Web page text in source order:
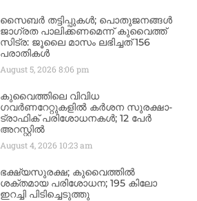
സൈബർ തട്ടിപ്പുകൾ; പൊതുജനങ്ങൾ
ജാഗ്രത പാലിക്കണമെന്ന് കുവൈത്ത്
സിട്ര: ജൂലൈ മാസം ലഭിച്ചത് 156
പരാതികൾ
August 5, 20268:06 pm
കുവൈത്തിലെ വിവിധ
ഗവർണറേറ്റുകളിൽ കർശന സുരക്ഷാ-
ട്രാഫിക് പരിശോധനകൾ; 12 പേർ
അറസ്റ്റിൽ
August 4, 2026 10:23 am
ഭക്ഷ്യസുരക്ഷ; കുവൈത്തിൽ
ശക്തമായ പരിശോധന; 195 കിലോ
ഇറച്ചി പിടിച്ചെടുത്തു